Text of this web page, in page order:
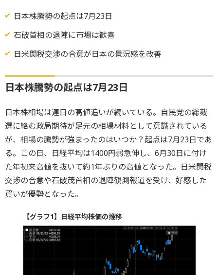
日本株騰勢の起点は7月23日
石破首相の退陣に市場は歓喜
日米関税交渉の合意が日本の景況感を改善
日本株騰勢の起点は7月23日
日本株相場は連日の高値追いが続いている。自民党の総裁
選に絡む政局期待が足元の相場材料として意識されている
が、相場の騰勢が強まったのはいつか？起点は7月23日であ
る。この日、日経平均は1400円弱急伸し、6月30日に付け
た年初来高値を抜いて約1年ぶりの高値となった。日米関税
交渉の合意や石破茂首相の退陣観測報道を受け、好感した
買いが優勢となった。
【グラフ1】日経平均株価の推移